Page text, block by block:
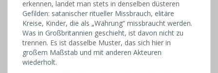
erkennen, landet man stets in denselben düsteren
Gefilden: satanischer ritueller Missbrauch, elitäre
Kreise, Kinder, die als „Währung“ missbraucht werden.
Was in Großbritannien geschieht, ist davon nicht zu
trennen. Es ist dasselbe Muster, das sich hier in
großem Maßstab und mit anderen Akteuren
wiederholt.